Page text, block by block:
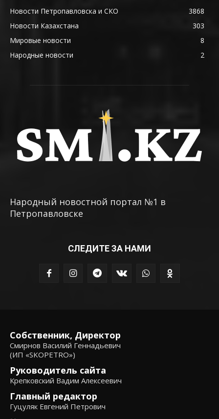
Новости Петропавловска и СКО
3868
Новости Казахстана
303
Мировые новости
8
Народные новости
2
Народный новостной портал №1 в
Петропавловске
СЛЕДИТЕ ЗА НАМИ
Собственник, Директор
Смирнов Василий Геннадьевич
(ИП «SKOPETRO»)
Руководитель сайта
Крепковский Вадим Алексеевич
Главный редактор
Гуцуляк Евгений Петрович